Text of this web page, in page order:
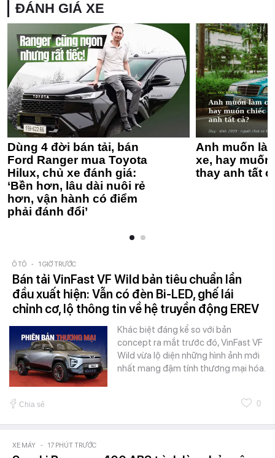
ĐÁNH GIÁ XE
Dùng 4 đời bán tải, bán
Ford Ranger mua Toyota
Hilux, chủ xe đánh giá:
‘Bền hơn, lâu dài nuôi rẻ
hơn, vận hành có điểm
phải đánh đổi’
Anh muốn
xe, hay
thay anh tất
Ô TÔ - 1 GIỜ TRƯỚC
Bán tải VinFast VF Wild bản tiêu chuẩn lần
đầu xuất hiện: Vẫn có đèn Bi-LED, ghế lái
chỉnh cơ, lộ thông tin về hệ truyền động EREV
Khác biệt đáng kể so với bản
concept ra mắt trước đó, VinFast VF
Wild vừa lộ diện những hình ảnh mới
nhất mang đậm tính thương mại hóa.
Chia sẻ 0
XE MÁY - 17 PHÚT TRƯỚC